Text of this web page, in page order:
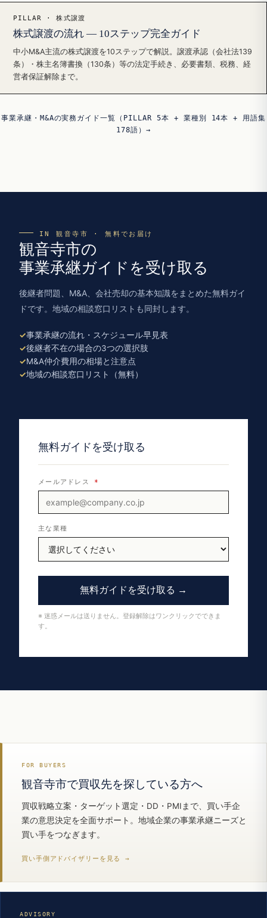
PILLAR · 株式譲渡
株式譲渡の流れ — 10ステップ完全ガイド
中小M&A主流の株式譲渡を10ステップで解説。譲渡承認（会社法139
条）・株主名簿書換（130条）等の法定手続き、必要書類、税務、経
営者保証解除まで。
事業承継・M&Aの実務ガイド一覧（PILLAR 5本 + 業種別 14本 + 用語集
178語）→
IN 観音寺市 · 無料でお届け
観音寺市の
事業承継ガイドを受け取る
後継者問題、M&A、会社売却の基本知識をまとめた無料ガイ
ドです。地域の相談窓口リストも同封します。
事業承継の流れ・スケジュール早見表
後継者不在の場合の3つの選択肢
M&A仲介費用の相場と注意点
地域の相談窓口リスト（無料）
無料ガイドを受け取る
メールアドレス *
主な業種
無料ガイドを受け取る →
※ 迷惑メールは送りません。登録解除はワンクリックでできま
す。
FOR BUYERS
観音寺市で買収先を探している方へ
買収戦略立案・ターゲット選定・DD・PMIまで、買い手企
業の意思決定を全面サポート。地域企業の事業承継ニーズと
買い手をつなぎます。
買い手側アドバイザリーを見る →
ADVISORY